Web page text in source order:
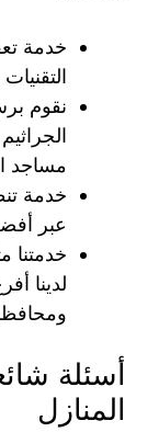
خدمة
نقوم
مساجد
خدمة
عبر
خدمتنا
لدينا
أسئلة
المنازل